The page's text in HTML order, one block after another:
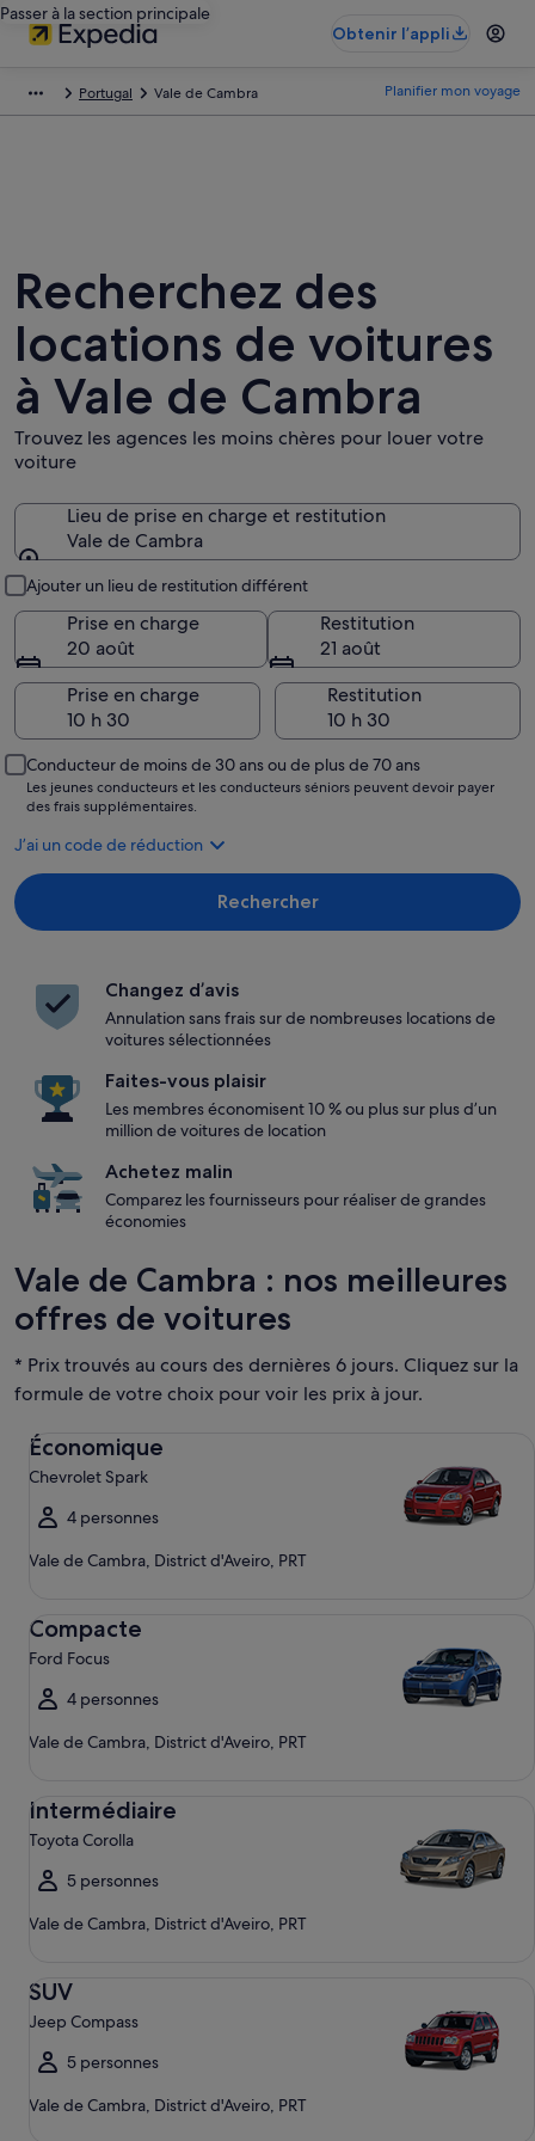
Passer à la section principale
Obtenir l’appli
Portugal Vale de Cambra Planifier mon voyage
Recherchez des
locations de voitures
à Vale de Cambra
Trouvez les agences les moins chères pour louer votre
voiture
Lieu de prise en charge et restitution
Vale de Cambra
Ajouter un lieu de restitution différent
Prise en charge
20 août
Restitution
21 août
Prise en charge
Restitution
Conducteur de moins de 30 ans ou de plus de 70 ans
Les jeunes conducteurs et les conducteurs séniors peuvent devoir payer
des frais supplémentaires.
J’ai un code de réduction
Rechercher
Changez d’avis
Annulation sans frais sur de nombreuses locations de
voitures sélectionnées
Faites-vous plaisir
Les membres économisent 10 % ou plus sur plus d’un
million de voitures de location
Achetez malin
Comparez les fournisseurs pour réaliser de grandes
économies
Vale de Cambra : nos meilleures
offres de voitures
* Prix trouvés au cours des dernières 6 jours. Cliquez sur la
formule de votre choix pour voir les prix à jour.
Économique
Chevrolet Spark
4 personnes
Vale de Cambra, District d'Aveiro, PRT
Économique Chevrolet Spark
Compacte
Ford Focus
4 personnes
Vale de Cambra, District d'Aveiro, PRT
Intermédiaire
Toyota Corolla
5 personnes
Vale de Cambra, District d'Aveiro, PRT
SUV
Jeep Compass
5 personnes
Vale de Cambra, District d'Aveiro, PRT